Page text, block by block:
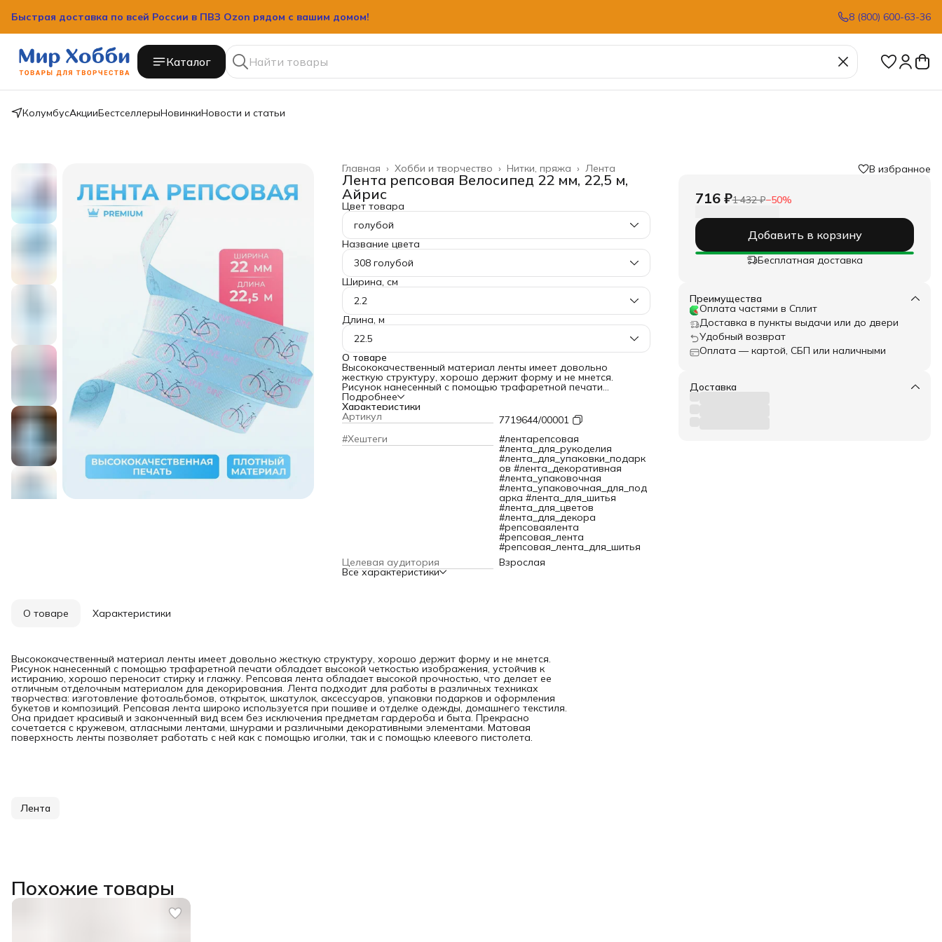
Быстрая доставка по всей России в ПВЗ Ozon рядом с вашим домом! 8 (800) 600-63-36
Каталог
КолумбусАкцииБестселлерыНовинкиНовости и статьи
Лента
Нитки, пряжа ›
Хобби и творчество ›
Главная ›
Лента репсовая Велосипед 22 мм, 22,5 м,
Айрис
Цвет товара
голубой
Название цвета
308 голубой
Ширина, см
2.2
Длина, м
22.5
О товаре
Высококачественный материал ленты имеет довольно
жесткую структуру, хорошо держит форму и не мнется.
Рисунок нанесенный с помощью трафаретной печати
обладает высокой четкостью изображения, устойчив к
истиранию, хорошо переносит стирку и глажку. Репсовая
лента обладает высокой прочностью, что делает ее отличным
отделочным материалом для декорирования. Лента подходит
для работы в различных техниках творчества: изготовление
фотоальбомов, открыток, шкатулок, аксессуаров, упаковки
подарков и оформления букетов и композиций. Репсовая
лента широко используется при пошиве и отделке одежды,
домашнего текстиля. Она придает красивый и законченный
вид всем без исключения предметам гардероба и быта.
Прекрасно сочетается с кружевом, атласными лентами,
шнурами и различными декоративными элементами. Матовая
поверхность ленты позволяет работать с ней как с помощью
иголки, так и с помощью клеевого пистолета.
Подробнее
Характеристики
Артикул
7719644/00001
#Хештеги
#лентарепсовая
#лента_для_рукоделия
#лента_для_упаковки_подарк
ов #лента_декоративная
#лента_упаковочная
#лента_упаковочная_для_под
арка #лента_для_шитья
#лента_для_цветов
#лента_для_декора
#репсоваялента
#репсовая_лента
#репсовая_лента_для_шитья
Целевая аудитория
Взрослая
Все характеристики
В избранное
716 ₽1 432 ₽−50%
Добавить в корзину
Бесплатная доставка
Преимущества
Оплата частями в Сплит
Доставка в пункты выдачи или до двери
Удобный возврат
Оплата — картой, СБП или наличными
Доставка
О товаре Характеристики
Высококачественный материал ленты имеет довольно жесткую структуру, хорошо держит форму и не мнется.
Рисунок нанесенный с помощью трафаретной печати обладает высокой четкостью изображения, устойчив к
истиранию, хорошо переносит стирку и глажку. Репсовая лента обладает высокой прочностью, что делает ее
отличным отделочным материалом для декорирования. Лента подходит для работы в различных техниках
творчества: изготовление фотоальбомов, открыток, шкатулок, аксессуаров, упаковки подарков и оформления
букетов и композиций. Репсовая лента широко используется при пошиве и отделке одежды, домашнего текстиля.
Она придает красивый и законченный вид всем без исключения предметам гардероба и быта. Прекрасно
сочетается с кружевом, атласными лентами, шнурами и различными декоративными элементами. Матовая
поверхность ленты позволяет работать с ней как с помощью иголки, так и с помощью клеевого пистолета.
Лента
Похожие товары